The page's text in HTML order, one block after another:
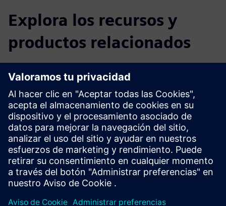
Explora los recursos y
productos relacionados
Información y recursos adicionales
VS121/VS121-P Ficha de datos
Guía del usuario de VS121
Guía del usuario del VS121-P
VS121/VS121-P Papel técnico
Guía de integración: Sensors Milesight LoRaWAN con
Siemens Building X